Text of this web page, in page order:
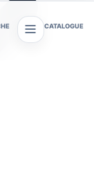
CATALOGUE